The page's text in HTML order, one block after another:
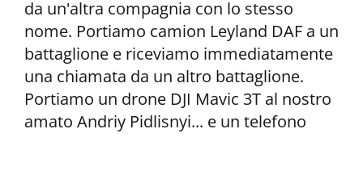
da un'altra compagnia con lo stesso
nome. Portiamo camion Leyland DAF a un
battaglione e riceviamo immediatamente
una chiamata da un altro battaglione.
Portiamo un drone DJI Mavic 3T al nostro
amato Andriy Pidlisnyi... e un telefono